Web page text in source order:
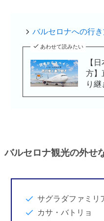
バルセロナへの行
あわせて読みたい
【
方】
り継
バルセロナ観光の外せ
サグラダファミリ
カサ・バトリョ